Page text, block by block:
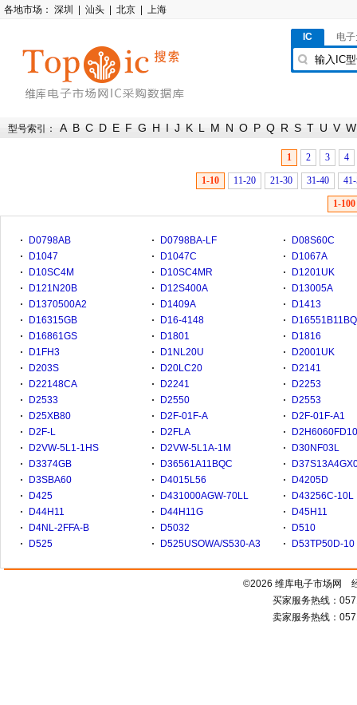
各地市场： 深圳 汕头 北京 上海
IC 电
型号索引： A B C D E F G H I J K L M N O P Q R S T U V W
1 2 3 4
1-10 11-20 21-30 31-40
1-100
D0798AB D0798BA-LF
D08S60C
D1047
D1047C
D1067A
D10SC4M
D10SC4MR
D1201UK
D121N20B
D12S400A
D13005A
D1370500A2
D1409A
D1413
D16315GB
D16-4148
D16861GS
D1801
D1816
D1FH3
D1NL20U
D2001UK
D203S
D20LC20
D2141
D22148CA
D2241
D2253
D2533
D2550
D2553
D25XB80
D2F-01F-A
D2F-01F-A1
D2F-L
D2FLA
D2VW-5L1-1HS
D2VW-5L1A-1M
D30NF03L
D3374GB
D36561A11BQC
D3SBA60
D4015L56
D4205D
D425
D431000AGW-70LL
D43256C-10L
D44H11
D44H11G
D45H11
D4NL-2FFA-B
D5032
D510
D525
D525USOWA/S530-A3 D53TP50D-10
©2026 维库电子市场网
买家服务热线：
卖家服务热线：